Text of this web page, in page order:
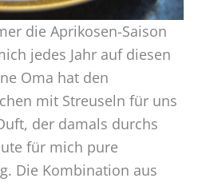
die Aprikosen-Saison
jedes Jahr auf diesen
Oma hat den
mit Streuseln für uns
der damals durchs
für mich pure
Die Kombination aus